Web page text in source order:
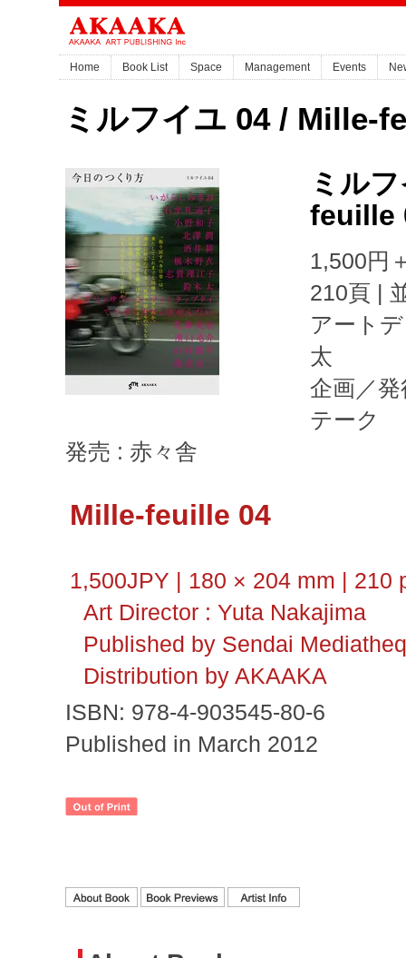
Home Book List Space Management Events
ミルフイユ 04 / Mille-
ミル
feuille
1,500円
210頁 |
アート
太
企画／
テーク
発売 : 赤々舎
Mille-feuille 04
1,500JPY | 180 × 204 mm | 210
Art Director : Yuta Nakajima
Published by Sendai
Distribution by AKAAKA
ISBN: 978-4-903545-80-6
Published in March 2012